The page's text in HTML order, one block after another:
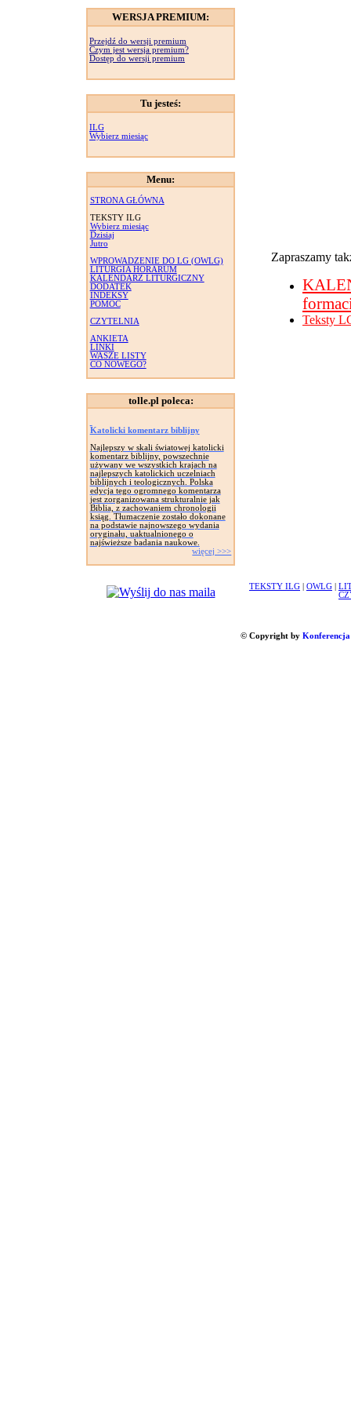
WERSJA PREMIUM:
Przejdź do wersji premium
Czym jest wersja premium?
Dostęp do wersji premium
Tu jesteś:
ILG
Wybierz miesiąc
Menu:
STRONA GŁÓWNA
TEKSTY ILG
Wybierz miesiąc
Dzisiaj
Jutro
WPROWADZENIE DO LG (OWLG)
LITURGIA HORARUM
KALENDARZ LITURGICZNY
DODATEK
INDEKSY
POMOC
CZYTELNIA
ANKIETA
LINKI
WASZE LISTY
CO NOWEGO?
tolle.pl poleca:
Katolicki komentarz biblijny
Najlepszy w skali światowej katolicki
komentarz biblijny, powszechnie
używany we wszystkich krajach na
najlepszych katolickich uczelniach
biblijnych i teologicznych. Polska
edycja tego ogromnego komentarza
jest zorganizowana strukturalnie jak
Biblia, z zachowaniem chronologii
ksiąg. Tłumaczenie zostało dokonane
na podstawie najnowszego wydania
oryginału, uaktualnionego o
najświeższe badania naukowe.
więcej >>>
Zapraszamy
Teksty
TEKSTY ILG OWLG
© Copyright by Konferencja